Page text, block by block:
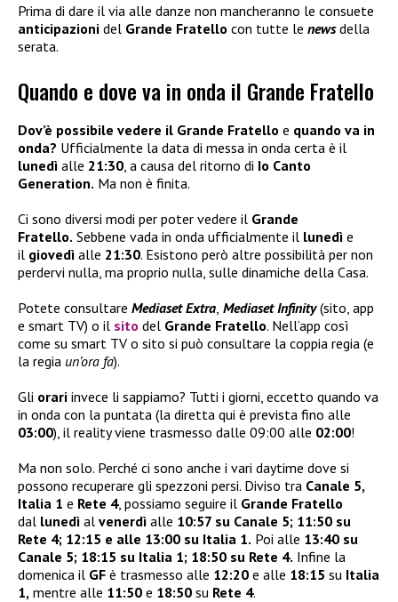
Prima di dare il via alle danze non mancheranno le consuete
anticipazioni del Grande Fratello con tutte le newsdella
serata.
Quando e dove va in onda il Grande Fratello
Dov’è possibile vedere il Grande Fratello e quando va in
onda? Ufficialmente la data di messa in onda certa è il
lunedì alle 21:30 , a causa del ritorno di Io Canto
Generation. Ma non è finita.
Ci sono diversi modi per poter vedere il Grande
Fratello. Sebbene vada in onda ufficialmente il lunedì e
il giovedì alle 21:30. Esistono però altre possibilità per non
perdervi nulla, ma proprio nulla, sulle dinamiche della Casa.
Potete consultare Mediaset Extra Mediaset Infinity(sito, app
e smart TV) o il sito del Grande Fratello. Nell’app così
come su smart TV o sito si può consultare la coppia regia (e
la regia un’ora fa).
Gli orari invece li sappiamo? Tutti i giorni, eccetto quando va
in onda con la puntata (la diretta qui è prevista fino alle
03:00), il reality viene trasmesso dalle 09:00 alle 02:00!
Ma non solo. Perché ci sono anche i vari daytime dove si
possono recuperare gli spezzoni persi. Diviso tra Canale 5,
Italia 1 e Rete 4, possiamo seguire il Grande Fratello
dal lunedì al venerdì alle 10:57 su Canale 5; 11:50 su
Rete 4; 12:15 e alle 13:00 su Italia 1. Poi alle 13:40 su
Canale 5; 18:15 su Italia 1; 18:50 su Rete 4. Infine la
domenica il GF è trasmesso alle 12:20 e alle 18:15 su Italia
1, mentre alle 11:50 e 18:50 su Rete 4.